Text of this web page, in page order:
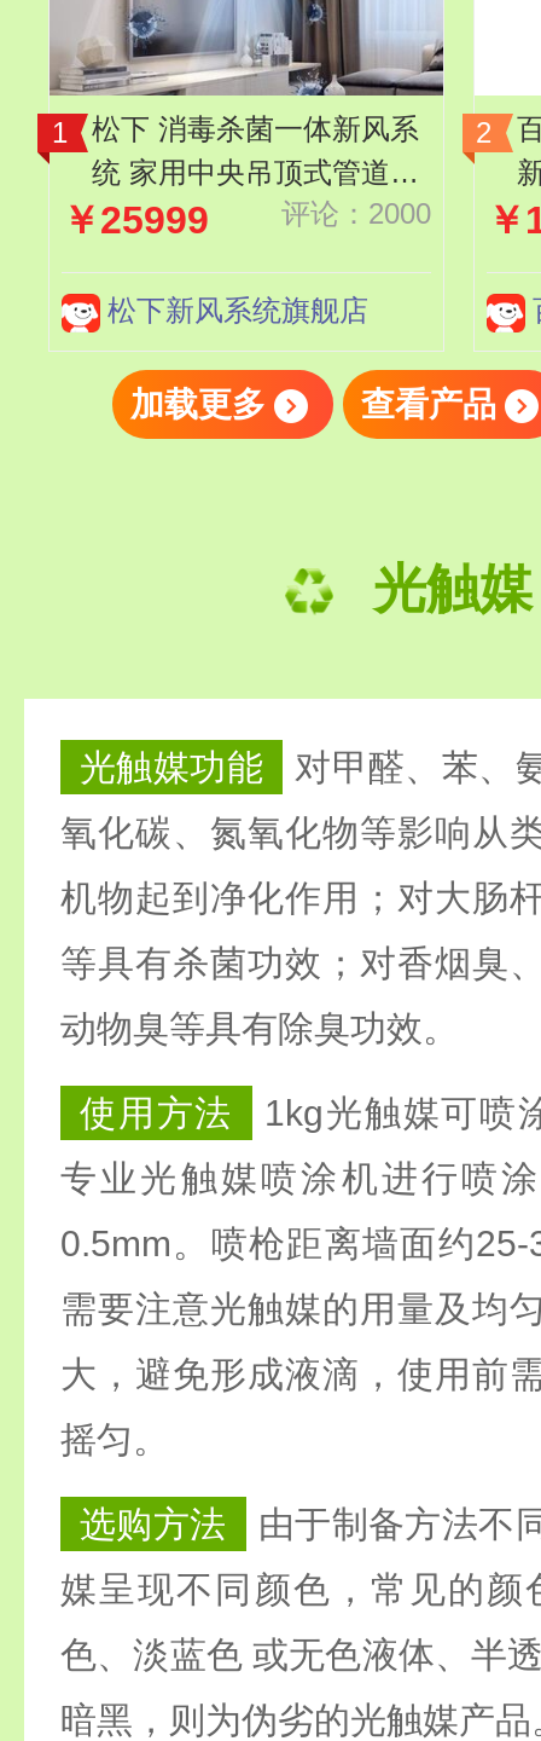
松下 消毒杀菌一体新风系
统 家用中央吊顶式管道新
风机全热交换器 FV-50ZD
￥25999 评论：2000
松下新风系统旗舰店
￥
加载更多 查看产品
光触媒
光触媒功能
对甲醛、苯、
氧化碳、氮氧化物等影响从
机物起到净化作用；对大肠
等具有杀菌功效；对香烟臭
动物臭等具有除臭功效。
使用方法
1kg光触媒可喷
专业光触媒喷涂机进行喷
0.5mm。喷枪距离墙面约
需要注意光触媒的用量及均
大，避免形成液滴，使用前
摇匀。
选购方法
由于制备方法不
媒呈现不同颜色，常见的颜
色、淡蓝色 或无色液体、半
暗黑，则为伪劣的光触媒产品